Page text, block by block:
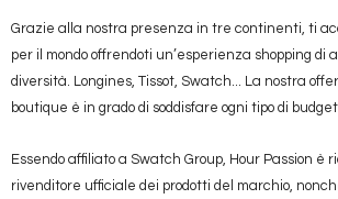
Grazie alla nostra presenza in tre continenti, ti
per il mondo offrendoti un’esperienza shopping di
diversità. Longines, Tissot, Swatch... La nostra
boutique è in grado di soddisfare ogni tipo di
Essendo affiliato a Swatch Group, Hour Passion è
rivenditore ufficiale dei prodotti del marchio,